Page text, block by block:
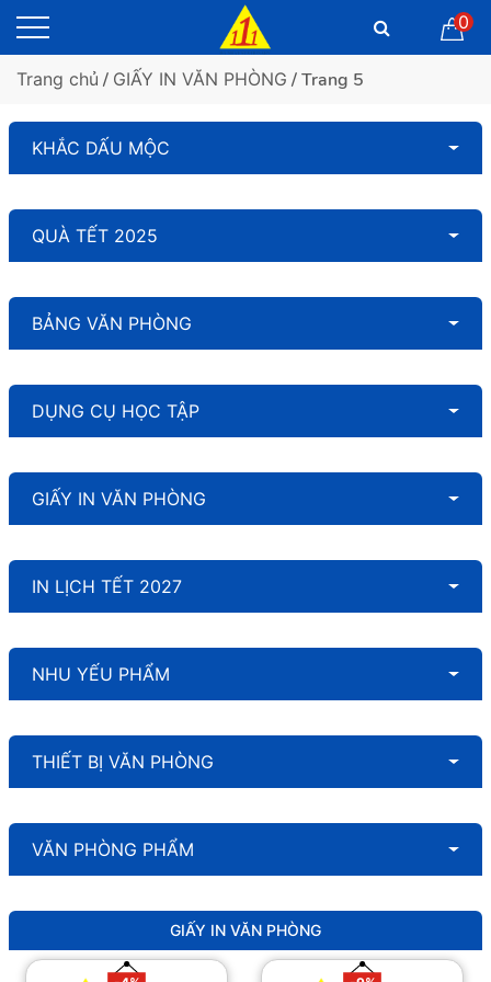
0
Trang chủ / GIẤY IN VĂN PHÒNG / Trang 5
KHẮC DẤU MỘC
QUÀ TẾT 2025
BẢNG VĂN PHÒNG
DỤNG CỤ HỌC TẬP
GIẤY IN VĂN PHÒNG
IN LỊCH TẾT 2027
NHU YẾU PHẨM
THIẾT BỊ VĂN PHÒNG
VĂN PHÒNG PHẨM
GIẤY IN VĂN PHÒNG